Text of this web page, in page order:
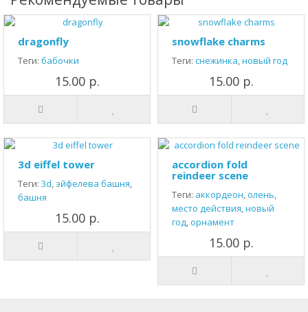
dragonfly
Теги: бабочки
15.00 р.
snowflake charms
Теги: снежинка,новый год
15.00 р.
3d eiffel tower
Теги: 3d, эйфелева башня,
башня
15.00 р.
accordion fold
reindeer scene
Теги: аккордеон,олень,
место действия,новый
год,орнамент
15.00 р.